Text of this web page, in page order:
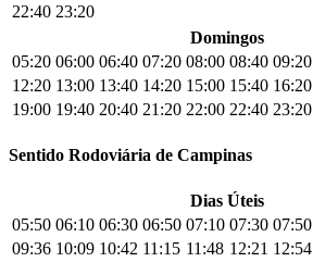
22:40 23:20
Domingos
05:20 06:00 06:40 07:20 08:00 08:40 09:20
12:20 13:00 13:40 14:20 15:00 15:40 16:20
19:00 19:40 20:40 21:20 22:00 22:40 23:20
Sentido Rodoviária de Campinas
Dias Úteis
05:50 06:10 06:30 06:50 07:10 07:30 07:50
09:36 10:09 10:42 11:15 11:48 12:21 12:54